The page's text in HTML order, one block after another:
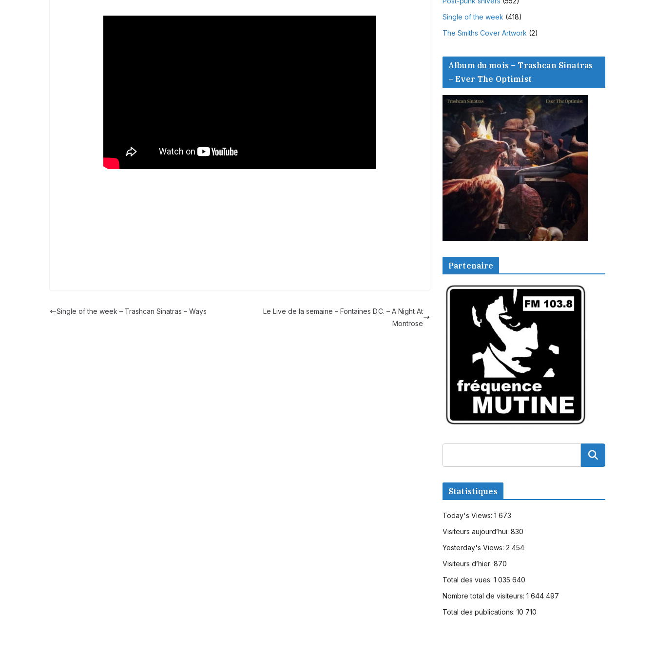
Single of the week – Trashcan Sinatras – Ways
Le Live de la semaine – Fontaines D.C. – A Night At
Montrose
Single of the week (418)
The Smiths Cover Artwork (2)
Album du mois – Trashcan Sinatras
– Ever The Optimist
Partenaire
Statistiques
Today's Views: 1 673
Visiteurs aujourd’hui: 830
Yesterday's Views: 2 454
Visiteurs d’hier: 870
Total des vues: 1 035 640
Nombre total de visiteurs: 1 644 497
Total des publications: 10 710